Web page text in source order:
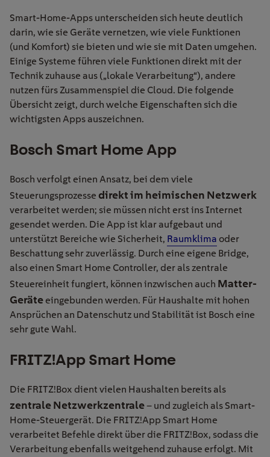
Smart-Home-Apps unterscheiden sich heute deutlich
darin, wie sie Geräte vernetzen, wie viele Funktionen
(und Komfort) sie bieten und wie sie mit Daten umgehen.
Einige Systeme führen viele Funktionen direkt mit der
Technik zuhause aus („lokale Verarbeitung“), andere
nutzen fürs Zusammenspiel die Cloud. Die folgende
Übersicht zeigt, durch welche Eigenschaften sich die
wichtigsten Apps auszeichnen.
Bosch Smart Home App
Bosch verfolgt einen Ansatz, bei dem viele
Steuerungsprozesse direkt im heimischen Netzwerk
verarbeitet werden; sie müssen nicht erst ins Internet
gesendet werden. Die App ist klar aufgebaut und
unterstützt Bereiche wie Sicherheit, Raumklima oder
Beschattung sehr zuverlässig. Durch eine eigene Bridge,
also einen Smart Home Controller, der als zentrale
Steuereinheit fungiert, können inzwischen auch Matter-
Geräte eingebunden werden. Für Haushalte mit hohen
Ansprüchen an Datenschutz und Stabilität ist Bosch eine
sehr gute Wahl.
FRITZ!App Smart Home
Die FRITZ!Box dient vielen Haushalten bereits als
zentrale Netzwerkzentrale– und zugleich als Smart-
Home-Steuergerät. Die FRITZ!App Smart Home
verarbeitet Befehle direkt über die FRITZ!Box, sodass die
Verarbeitung ebenfalls weitgehend zuhause erfolgt. Mit